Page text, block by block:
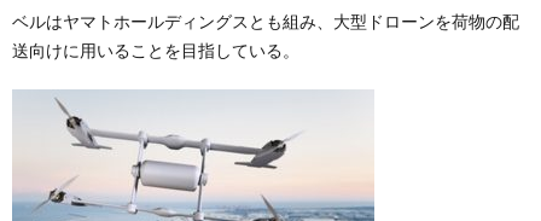
ベルはヤマトホールディングスとも組み、大型ドローンを荷物の配
送向けに用いることを目指している。